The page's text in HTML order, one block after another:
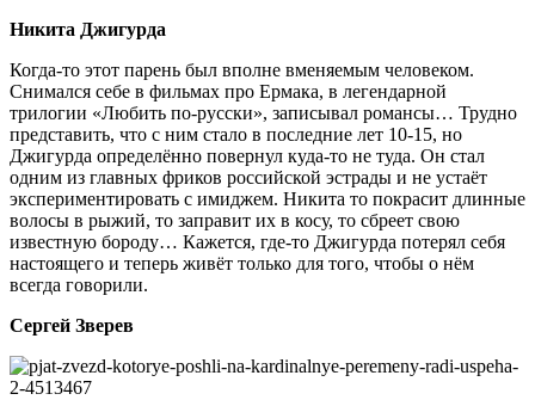
Никита Джигурда
Когда-то этот парень был вполне вменяемым человеком.
Снимался себе в фильмах про Ермака, в легендарной
трилогии «Любить по-русски», записывал романсы… Трудно
представить, что с ним стало в последние лет 10-15, но
Джигурда определённо повернул куда-то не туда. Он стал
одним из главных фриков российской эстрады и не устаёт
экспериментировать с имиджем. Никита то покрасит длинные
волосы в рыжий, то заправит их в косу, то сбреет свою
известную бороду… Кажется, где-то Джигурда потерял себя
настоящего и теперь живёт только для того, чтобы о нём
всегда говорили.
Сергей Зверев